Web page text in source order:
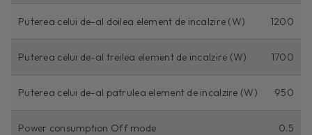
Puterea celui de-al doilea element de incalzire (W) 1200
Puterea celui de-al treilea element de incalzire (W) 1700
Puterea celui de-al patrulea element de incalzire (W) 950
Power consumption Off mode 0.5